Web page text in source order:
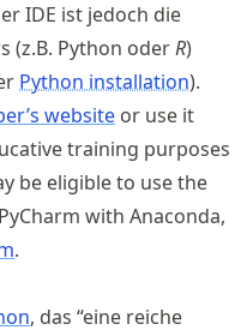
IDE ist jedoch die
(z.B. Python oderR)
Python installation).
website or use it
training purposes
be eligible to use the
with Anaconda,
.
, das “eine reiche